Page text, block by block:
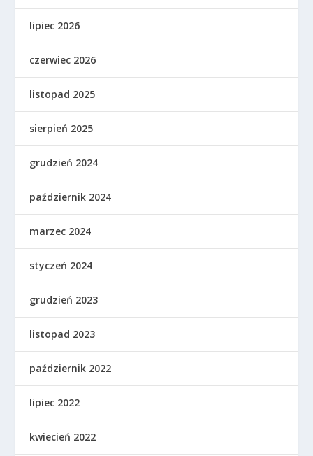
lipiec 2026
czerwiec 2026
listopad 2025
sierpień 2025
grudzień 2024
październik 2024
marzec 2024
styczeń 2024
grudzień 2023
listopad 2023
październik 2022
lipiec 2022
kwiecień 2022